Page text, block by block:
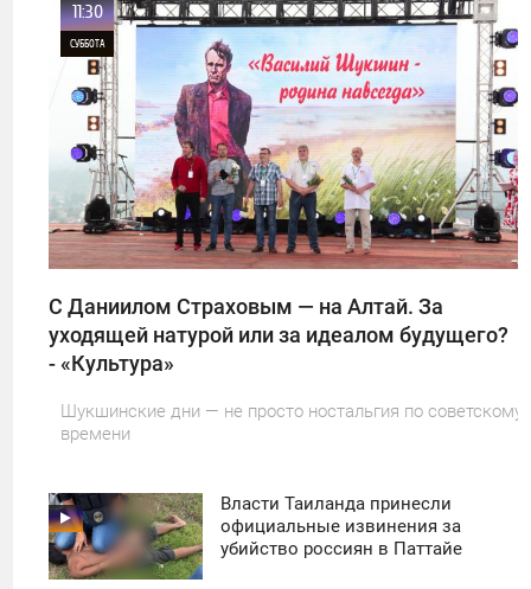
11:30
СУББОТА
0
11
С Даниилом Страховым — на Алтай. За
уходящей натурой или за идеалом будущего?
- «Культура»
Шукшинские дни — не просто ностальгия по советскому
времени
Власти Таиланда принесли
официальные извинения за
убийство россиян в Паттайе